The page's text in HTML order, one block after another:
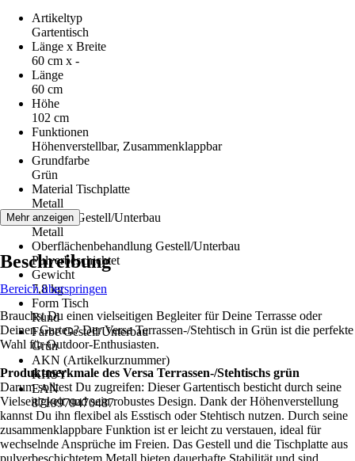
Artikeltyp
Gartentisch
Länge x Breite
60 cm x -
Länge
60 cm
Höhe
102 cm
Funktionen
Höhenverstellbar, Zusammenklappbar
Grundfarbe
Grün
Material Tischplatte
Metall
Material Gestell/Unterbau
Metall
Oberflächenbehandlung Gestell/Unterbau
Pulverbeschichtet
Gewicht
7,8 kg
Form Tisch
Rund
Farbe Gestell/Unterbau
Grün
AKN (Artikelkurznummer)
KHSY
EAN
8719979470487
Mehr anzeigen
Beschreibung
Bereich überspringen
Brauchst Du einen vielseitigen Begleiter für Deine Terrasse oder
Deinen Garten? Der Versa Terrassen-/Stehtisch in Grün ist die perfekte
Wahl für Outdoor-Enthusiasten.
Produktmerkmale des Versa Terrassen-/Stehtischs grün
Darum solltest Du zugreifen: Dieser Gartentisch besticht durch seine
Vielseitigkeit und sein robustes Design. Dank der Höhenverstellung
kannst Du ihn flexibel als Esstisch oder Stehtisch nutzen. Durch seine
zusammenklappbare Funktion ist er leicht zu verstauen, ideal für
wechselnde Ansprüche im Freien. Das Gestell und die Tischplatte aus
pulverbeschichtetem Metall bieten dauerhafte Stabilität und sind